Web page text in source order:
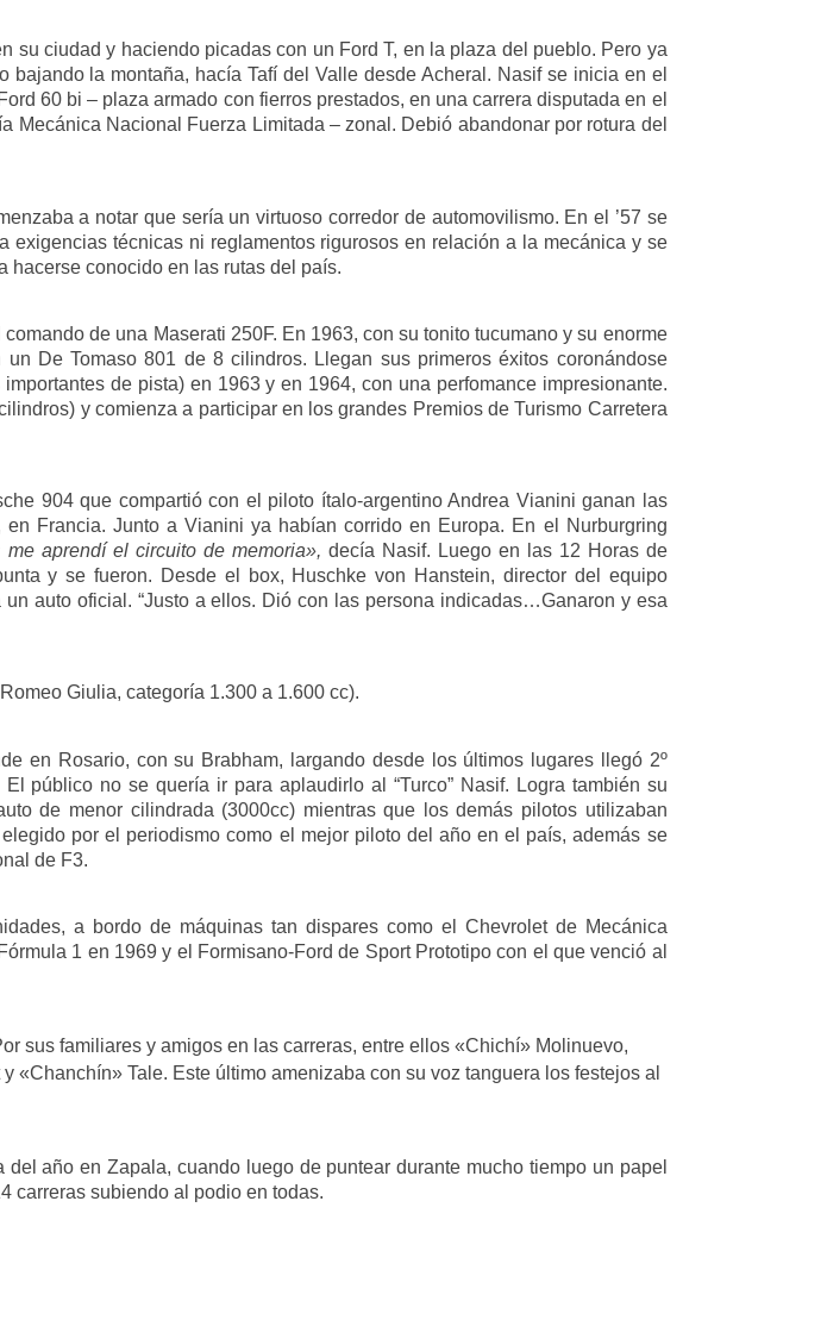
su ciudad y haciendo picadas con un Ford T, en la plaza del pueblo. Pero ya
la montaña, hacía Tafí del Valle desde Acheral. Nasif se inicia en el
60 bi – plaza armado con fierros prestados, en una carrera disputada en el
Nacional Fuerza Limitada – zonal. Debió abandonar por rotura del
a notar que sería un virtuoso corredor de automovilismo. En el ’57 se
técnicas ni reglamentos rigurosos en relación a la mecánica y se
hacerse conocido en las rutas del país.
de una Maserati 250F. En 1963, con su tonito tucumano y su enorme
De Tomaso 801 de 8 cilindros. Llegan sus primeros éxitos coronándose
de pista) en 1963 y en 1964, con una perfomance impresionante.
y comienza a participar en los grandes Premios de Turismo Carretera
904 que compartió con el piloto ítalo-argentino Andrea Vianini ganan las
Francia. Junto a Vianini ya habían corrido en Europa. En el Nurburgring
aprendí el circuito de memoria», decía Nasif. Luego en las 12 Horas de
y se fueron. Desde el box, Huschke von Hanstein, director del equipo
auto oficial. “Justo a ellos. Dió con las persona indicadas…Ganaron y esa
Giulia, categoría 1.300 a 1.600 cc).
en Rosario, con su Brabham, largando desde los últimos lugares llegó 2º
público no se quería ir para aplaudirlo al “Turco” Nasif. Logra también su
de menor cilindrada (3000cc) mientras que los demás pilotos utilizaban
por el periodismo como el mejor piloto del año en el país, además se
de F3.
a bordo de máquinas tan dispares como el Chevrolet de Mecánica
1 en 1969 y el Formisano-Ford de Sport Prototipo con el que venció al
sus familiares y amigos en las carreras, entre ellos «Chichí» Molinuevo,
Tale. Este último amenizaba con su voz tanguera los festejos al
año en Zapala, cuando luego de puntear durante mucho tiempo un papel
carreras subiendo al podio en todas.